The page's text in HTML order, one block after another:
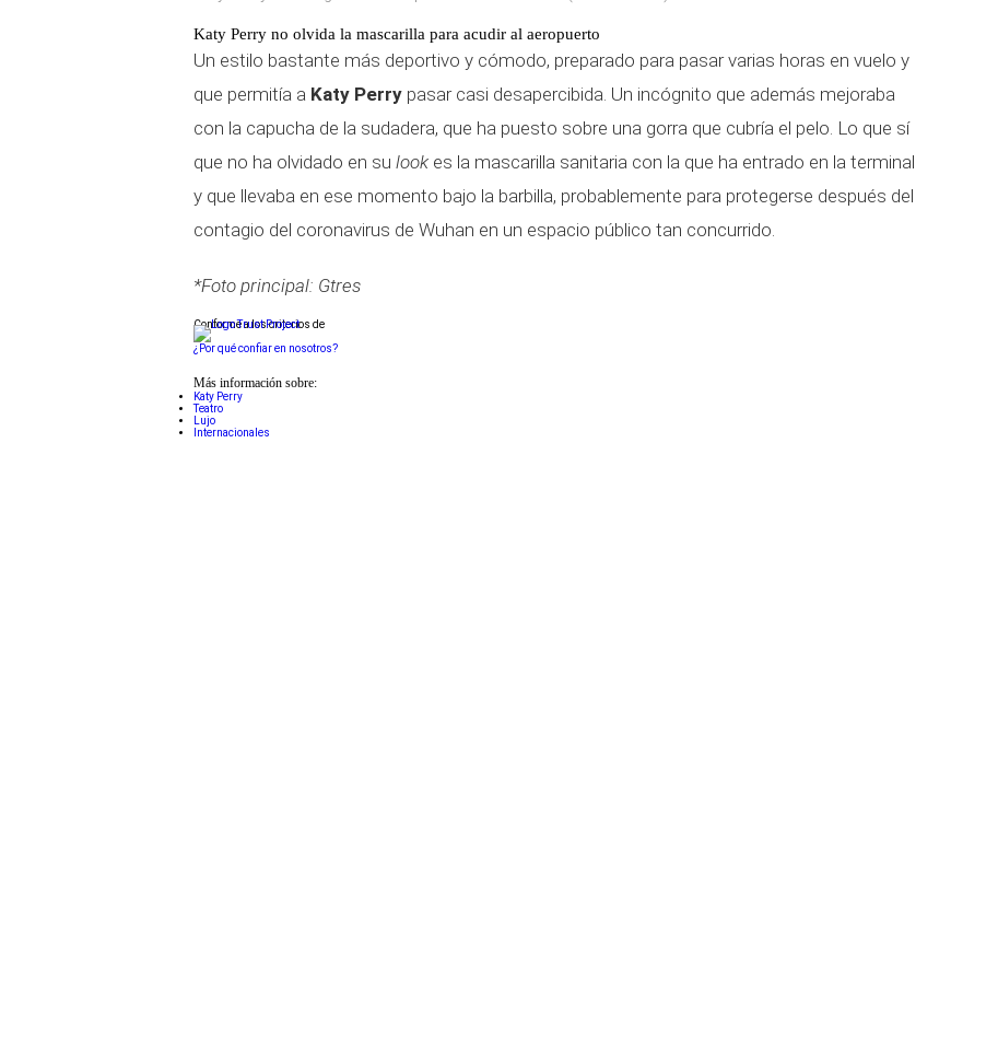
Katy Perry no olvida la mascarilla para acudir al aeropuerto
Un estilo bastante más deportivo y cómodo, preparado para pasar varias horas en vuelo y
que permitía a Katy Perry pasar casi desapercibida. Un incógnito que además mejoraba
con la capucha de la sudadera, que ha puesto sobre una gorra que cubría el pelo. Lo que sí
que no ha olvidado en su look es la mascarilla sanitaria con la que ha entrado en la terminal
y que llevaba en ese momento bajo la barbilla, probablemente para protegerse después del
contagio del coronavirus de Wuhan en un espacio público tan concurrido.
*Foto principal: Gtres
Conforme a los criterios de
¿Por qué confiar en nosotros?
Más información sobre:
Katy Perry
Teatro
Lujo
Internacionales